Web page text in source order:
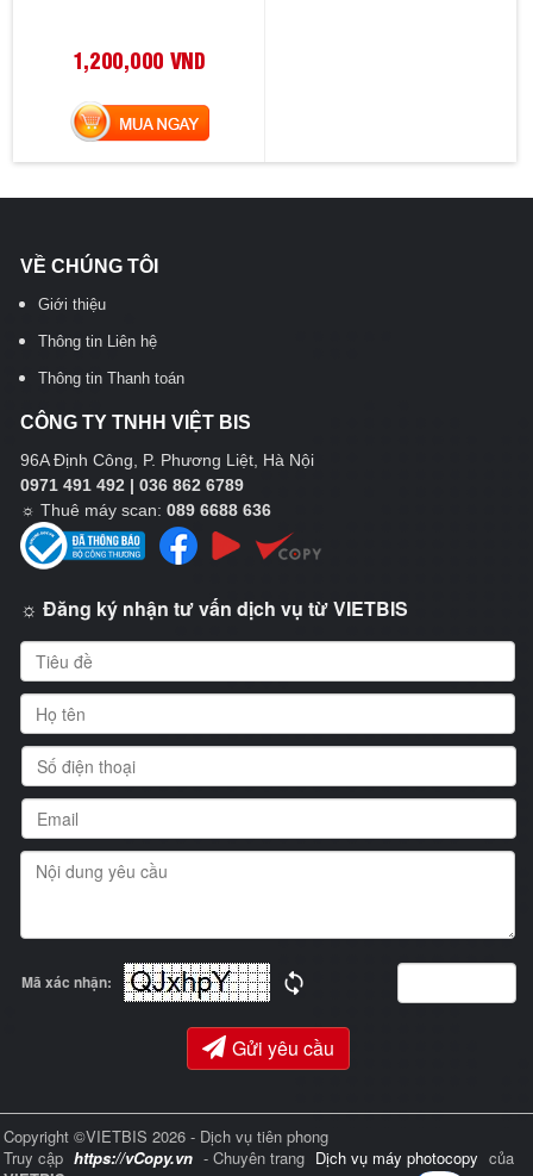
1,200,000 VND
MUA NGAY
VỀ CHÚNG TÔI
Giới thiệu
Thông tin Liên hệ
Thông tin Thanh toán
CÔNG TY TNHH VIỆT BIS
96A Định Công, P. Phương Liệt, Hà Nội
0971 491 492 | 036 862 6789
☼ Thuê máy scan: 089 6688 636
☼ Đăng ký nhận tư vấn dịch vụ từ VIETBIS
Mã xác nhận:
Gửi yêu cầu
Copyright ©VIETBIS 2026 - Dịch vụ tiên phong
Truy cập https://vCopy.vn - Chuyên trang Dịch vụ máy photocopy của